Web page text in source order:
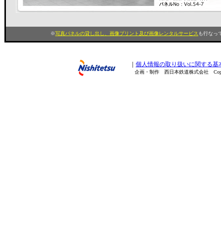
※写真パネルの貸し出し、画像プリント及び画像レンタルサービス も行なっ
個人情報の取り扱いに関する基
企画・制作 西日本鉄道株式会社